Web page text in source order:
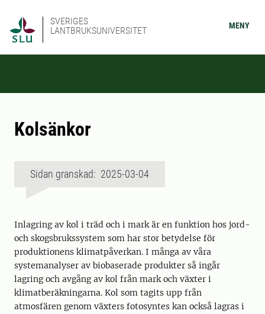
SVERIGES
LANTBRUKSUNIVERSITET
MENY
Kolsänkor
Sidan granskad: 2025-03-04
Inlagring av kol i träd och i mark är en funktion hos jord-
och skogsbrukssystem som har stor betydelse för
produktionens klimatpåverkan. I många av våra
systemanalyser av biobaserade produkter så ingår
lagring och avgång av kol från mark och växter i
klimatberäkningarna. Kol som tagits upp från
atmosfären genom växters fotosyntes kan också lagras i